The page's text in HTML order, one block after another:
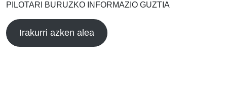
PILOTARI BURUZKO INFORMAZIO GUZTIA
Irakurri azken alea